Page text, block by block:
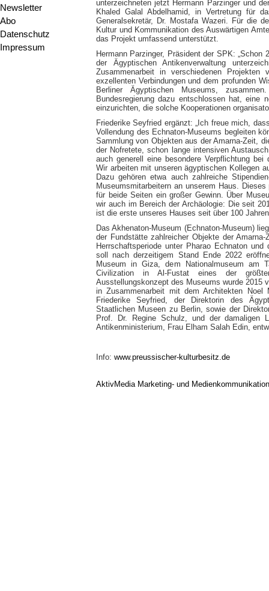
Newsletter
Abo
Datenschutz
Impressum
unterzeichneten jetzt Hermann Parzinger und
Khaled Galal Abdelhamid, in Vertretung für
Generalsekretär, Dr. Mostafa Wazeri. Für die
Kultur und Kommunikation des Auswärtigen
das Projekt umfassend unterstützt.
Hermann Parzinger, Präsident der SPK: „Schon
der Ägyptischen Antikenverwaltung
Zusammenarbeit in verschiedenen
exzellenten Verbindungen und dem profunden
Berliner Ägyptischen Museums,
Bundesregierung dazu entschlossen hat, eine
einzurichten, die solche Kooperationen
Friederike Seyfried ergänzt: „Ich freue mich,
Vollendung des Echnaton-Museums begleiten
Sammlung von Objekten aus der Amarna-Zeit,
der Nofretete, schon lange intensiven
auch generell eine besondere Verpflichtung
Wir arbeiten mit unseren ägyptischen Kollegen
Dazu gehören etwa auch zahlreiche
Museumsmitarbeitern an unserem Haus.
für beide Seiten ein großer Gewinn. Über
wir auch im Bereich der Archäologie: Die seit
ist die erste unseres Hauses seit über 100
Das Akhenaton-Museum (Echnaton-Museum)
der Fundstätte zahlreicher Objekte der
Herrschaftsperiode unter Pharao Echnaton
soll nach derzeitigem Stand Ende 2022
Museum in Giza, dem Nationalmuseum am
Civilization in Al-Fustat eines der
Ausstellungskonzept des Museums wurde 2015
in Zusammenarbeit mit dem Architekten
Friederike Seyfried, der Direktorin des
Staatlichen Museen zu Berlin, sowie der
Prof. Dr. Regine Schulz, und der damaligen
Antikenministerium, Frau Elham Salah Edin,
Info: www.preussischer-kulturbesitz.de
AktivMedia Marketing- und